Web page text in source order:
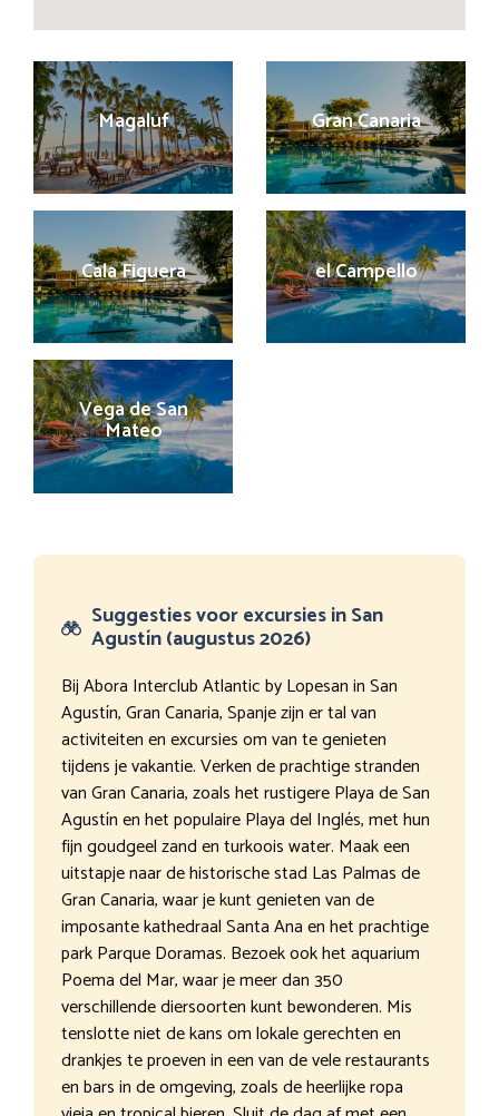
Magaluf Gran Canaria
Cala Figuera el Campello
Vega de San
Mateo
Suggesties voor excursies in San
Agustín (augustus 2026)
Bij Abora Interclub Atlantic by Lopesan in San
Agustín, Gran Canaria, Spanje zijn er tal van
activiteiten en excursies om van te genieten
tijdens je vakantie. Verken de prachtige stranden
van Gran Canaria, zoals het rustigere Playa de San
Agustín en het populaire Playa del Inglés, met hun
fijn goudgeel zand en turkoois water. Maak een
uitstapje naar de historische stad Las Palmas de
Gran Canaria, waar je kunt genieten van de
imposante kathedraal Santa Ana en het prachtige
park Parque Doramas. Bezoek ook het aquarium
Poema del Mar, waar je meer dan 350
verschillende diersoorten kunt bewonderen. Mis
tenslotte niet de kans om lokale gerechten en
drankjes te proeven in een van de vele restaurants
en bars in de omgeving, zoals de heerlijke ropa